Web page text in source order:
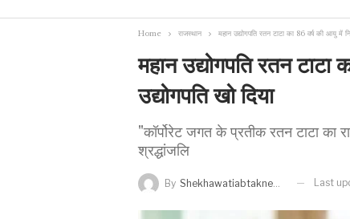
Home राजस्थान महान उद्योगपति रतन टाटा का 86 वर्ष की आयु में
महान उद्योगपति रतन
उद्योगपति खो दिया
"कॉर्पोरेट जगत के प्रतीक रतन टाटा का
श्रद्धांजलि
By Shekhawatiabtaknews Last